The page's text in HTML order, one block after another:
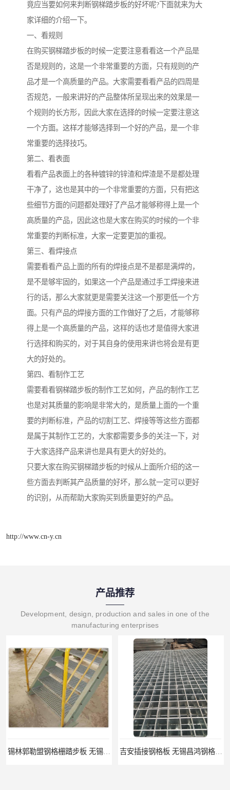
竟应当要如何来判断钢梯踏步板的好坏呢?下面就来为大
家详细的介绍一下。
一、看规则
在购买钢梯踏步板的时候一定要注意看看这一个产品是
否是规则的，这是一个非常重要的方面，只有规则的产
品才是一个高质量的产品。大家需要看看产品的四周是
否规范，一般来讲好的产品整体所呈现出来的效果是一
个规则的长方形，因此大家在选择的时候一定要注意这
一个方面。这样才能够选择到一个好的产品，是一个非
常重要的选择技巧。
第二、看表面
看看产品表面上的各种镀锌的锌渣和焊渣是不是都处理
干净了，这也是其中的一个非常重要的方面，只有把这
些细节方面的问题都处理好了产品才能够称得上是一个
高质量的产品，因此这也是大家在购买的时候的一个非
常重要的判断标准，大家一定要更加的重视。
第三、看焊接点
需要看看产品上面的所有的焊接点是不是都是满焊的，
是不是够牢固的，如果这一个产品是通过手工焊接来进
行的话，那么大家就更是需要关注这一个那更低一个方
面。只有产品的焊接方面的工作做好了之后，才能够称
得上是一个高质量的产品，这样的话也才是值得大家进
行选择和购买的，对于其自身的使用来讲也将会是有更
大的好处的。
第四、看制作工艺
需要看看钢梯踏步板的制作工艺如何，产品的制作工艺
也是对其质量的影响是非常大的，是质量上面的一个重
要的判断标准，产品的切割工艺、焊接等等这些方面都
是属于其制作工艺的，大家都需要多多的关注一下，对
于大家选择产品来讲也是具有更大的好处的。
只要大家在购买钢梯踏步板的时候从上面所介绍的这一
些方面去判断其产品质量的好坏，那么就一定可以更好
的识别，从而帮助大家购买到质量更好的产品。
http://www.cn-y.cn
产品推荐
Development, design, production and sales in one of the
manufacturing enterprises